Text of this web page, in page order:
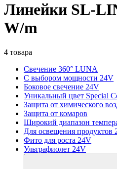
Линейки SL-
W/m
4 товара
Свечение 360° LUNA
С выбором мощности 24V
Боковое свечение 24V
Уникальный цвет Special
Защита от химического
Защита от комаров
Широкий диапазон
Для освещения продуктов
Фито для роста 24V
Ультрафиолет 24V